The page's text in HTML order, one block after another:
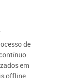
de
em
offline,